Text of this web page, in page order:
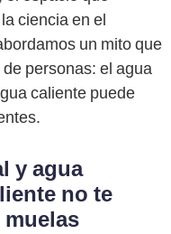
ciencia en el
un mito que
personas: el agua
caliente puede
y agua
no te